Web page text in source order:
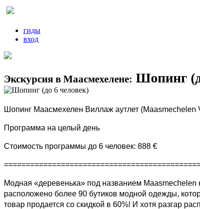
гиды
вход
Экскурсия в Маасмехелене: Шопинг
Шопинг Маасмехелен Виллаж аутлет (Maasmechelen
Программа на целый день
Стоимость программы до 6 человек: 888 €
Модная «деревенька» под названием Maasmechelen
расположено более 90 бутиков модной одежды,
товар продается со скидкой в 60%! И хотя разгар